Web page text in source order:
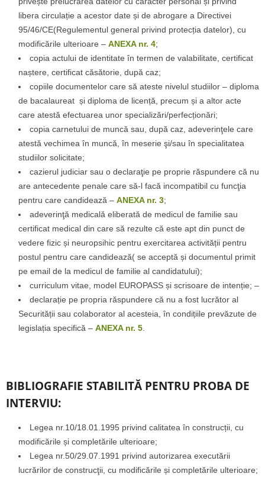
libera circulație a acestor date și de abrogare a Directivei
95/46/CE(Regulementul general privind protecția datelor), cu
modificările ulterioare – ANEXA nr. 4;
copia actului de identitate în termen de valabilitate, certificat
naștere, certificat căsătorie, după caz;
copiile documentelor care să ateste nivelul studiilor – diploma
de bacalaureat și diploma de licență, precum și a altor acte
care atestă efectuarea unor specializări/perfecționări;
copia carnetului de muncă sau, după caz, adeverinţele care
atestă vechimea în muncă, în meserie şi/sau în specialitatea
studiilor solicitate;
cazierul judiciar sau o declaraţie pe proprie răspundere că nu
are antecedente penale care să-l facă incompatibil cu funcţia
pentru care candidează – ANEXA nr. 3;
adeverinţă medicală eliberată de medicul de familie sau
certificat medical din care să rezulte că este apt din punct de
vedere fizic și neuropsihic pentru exercitarea activității pentru
postul pentru care candidează( se acceptă și documentul primit
pe email de la medicul de familie al candidatului);
curriculum vitae, model EUROPASS și scrisoare de intenție; –
declarație pe propria răspundere că nu a fost lucrător al
Securității sau colaborator al acesteia, în condițiile prevăzute de
legislația specifică – ANEXA nr. 5
BIBLIOGRAFIE STABILITĂ PENTRU PROBA DE
INTERVIU:
Legea nr.10/18.01.1995 privind calitatea în construcții, cu
modificările și completările ulterioare;
Legea nr.50/29.07.1991 privind autorizarea executării
lucrărilor de construcţii, cu modificările și completările ulterioare;